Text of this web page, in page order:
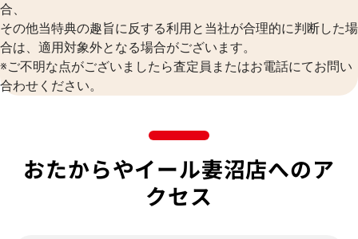
合、
その他当特典の趣旨に反する利用と当社が合理的に判断した場
合は、適用対象外となる場合がございます。
※ご不明な点がございましたら査定員またはお電話にてお問い
合わせください。
おたからやイール妻沼店へのア
クセス